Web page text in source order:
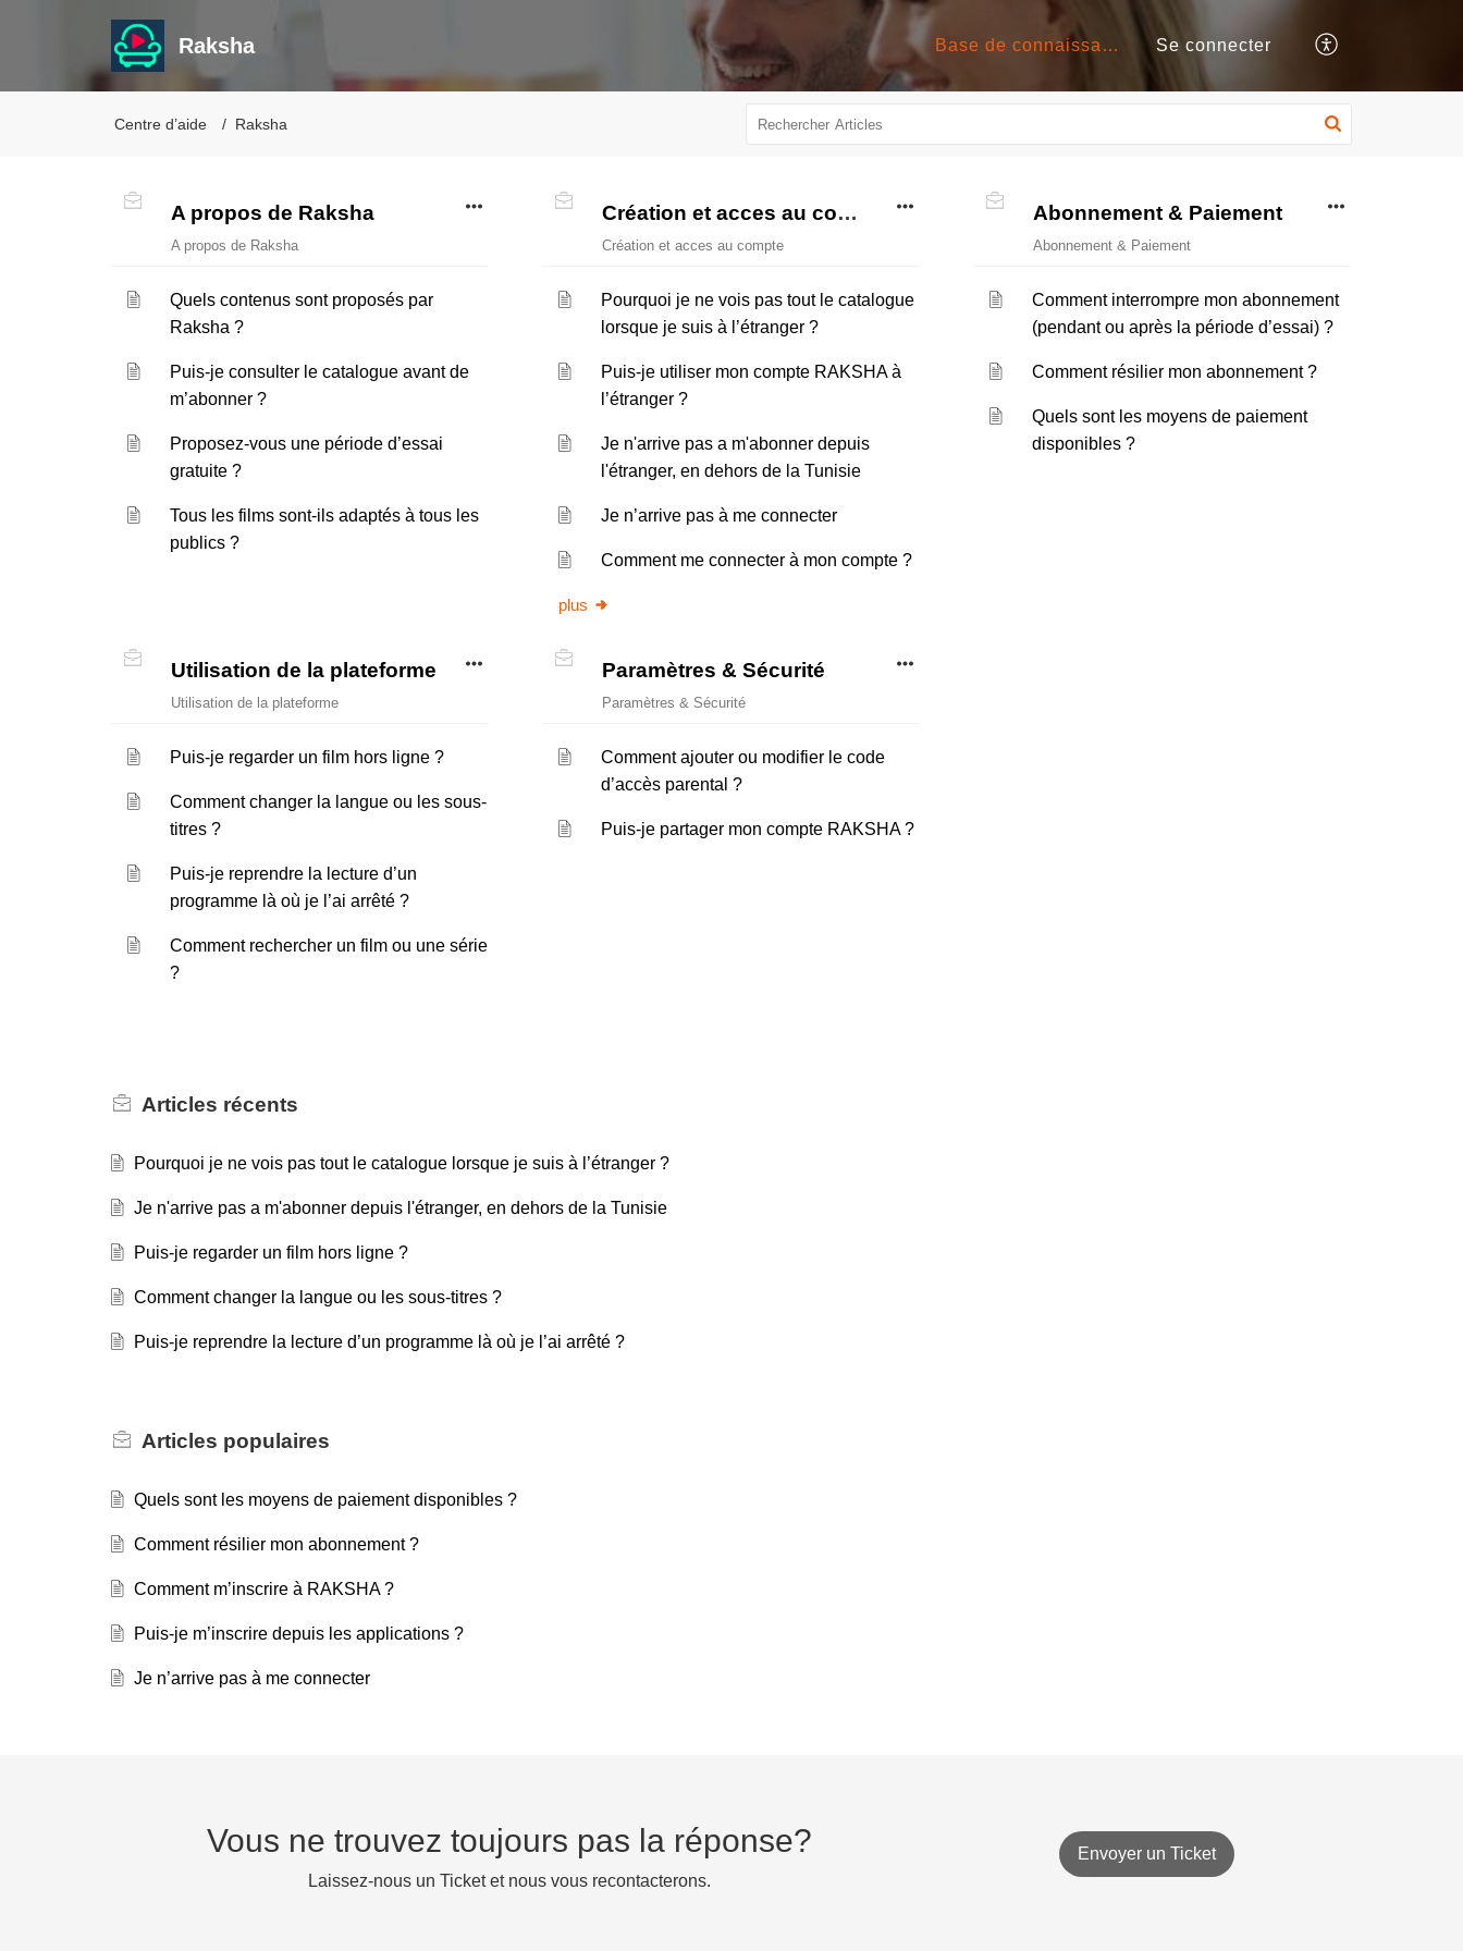
Raksha Base de connaissances Se connecter
Centre d’aide Raksha
A propos de Raksha
A propos de Raksha
Quels contenus sont proposés par
Raksha ?
Puis-je consulter le catalogue avant de
m’abonner ?
Proposez-vous une période d’essai
gratuite ?
Tous les films sont-ils adaptés à tous les
publics ?
Création et acces au compte
Création et acces au compte
Pourquoi je ne vois pas tout le catalogue
lorsque je suis à l’étranger ?
Puis-je utiliser mon compte RAKSHA à
l’étranger ?
Je n'arrive pas a m'abonner depuis
l'étranger, en dehors de la Tunisie
Je n’arrive pas à me connecter
Comment me connecter à mon compte ?
plus
Abonnement & Paiement
Abonnement & Paiement
Comment interrompre mon abonnement
(pendant ou après la période d’essai) ?
Comment résilier mon abonnement ?
Quels sont les moyens de paiement
disponibles ?
Utilisation de la plateforme
Utilisation de la plateforme
Puis-je regarder un film hors ligne ?
Comment changer la langue ou les sous-
titres ?
Puis-je reprendre la lecture d’un
programme là où je l’ai arrêté ?
Comment rechercher un film ou une série
?
Paramètres & Sécurité
Paramètres & Sécurité
Comment ajouter ou modifier le code
d’accès parental ?
Puis-je partager mon compte RAKSHA ?
Articles récents
Pourquoi je ne vois pas tout le catalogue lorsque je suis à l’étranger ?
Je n'arrive pas a m'abonner depuis l'étranger, en dehors de la Tunisie
Puis-je regarder un film hors ligne ?
Comment changer la langue ou les sous-titres ?
Puis-je reprendre la lecture d’un programme là où je l’ai arrêté ?
Articles populaires
Quels sont les moyens de paiement disponibles ?
Comment résilier mon abonnement ?
Comment m’inscrire à RAKSHA ?
Puis-je m’inscrire depuis les applications ?
Je n’arrive pas à me connecter
Vous ne trouvez toujours pas la réponse?
Laissez-nous un Ticket et nous vous recontacterons.
Envoyer un Ticket